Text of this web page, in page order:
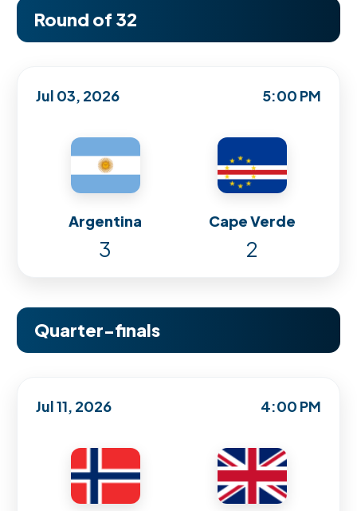
Round of 32
Jul 03, 2026 5:00 PM
Argentina Cape Verde
3 2
Quarter-finals
Jul 11, 2026 4:00 PM